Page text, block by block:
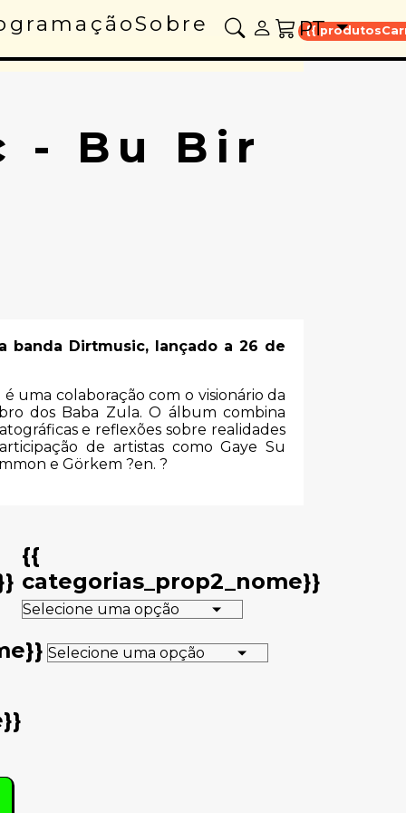
Sobre {{
PT
- Bu Bir
Dirtmusic, lançado a 26 de
uma colaboração com o visionário da
dos Baba Zula. O álbum combina
e reflexões sobre realidades
de artistas como Gaye Su
e Görkem ?en. ?
{{
categorias_prop2_nome}}